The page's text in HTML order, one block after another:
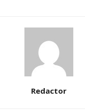
Redactor